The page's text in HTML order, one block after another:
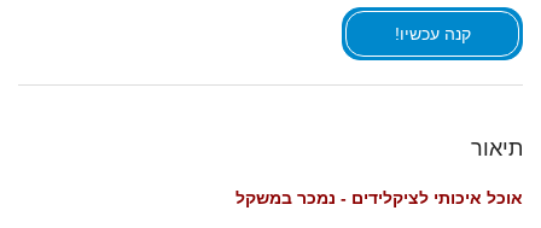
קנה עכשיו!
תיאור
אוכל איכותי לציקלידים - נמכר במשקל